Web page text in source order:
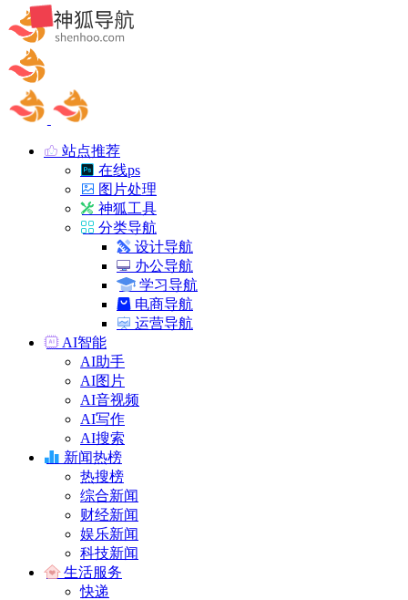
站点推荐
在线ps
图片处理
神狐工具
分类导航
设计导航
办公导航
学习导航
电商导航
运营导航
AI智能
AI助手
AI图片
AI音视频
AI写作
AI搜索
新闻热榜
热搜榜
综合新闻
财经新闻
娱乐新闻
科技新闻
生活服务
快递